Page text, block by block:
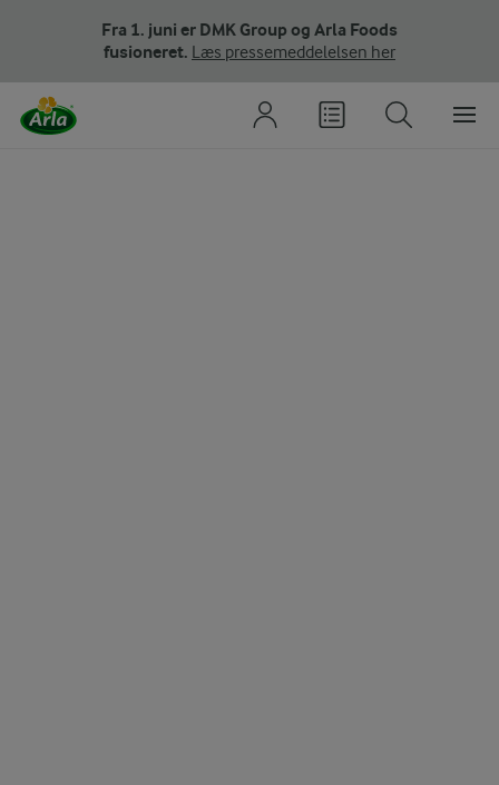
Fra 1. juni er DMK Group og Arla Foods
fusioneret. Læs pressemeddelelsen her